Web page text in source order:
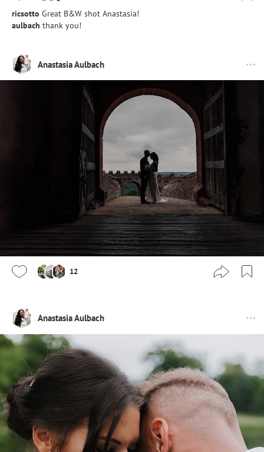
ricsotto Great B&W shot Anastasia!
aulbach thank you!
Anastasia Aulbach
12
Anastasia Aulbach